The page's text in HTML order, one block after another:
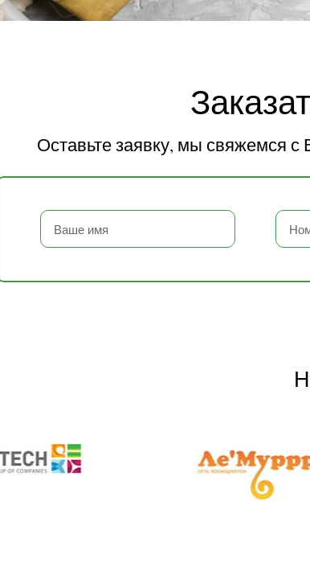
Оставьте заявку, мы свяжемся